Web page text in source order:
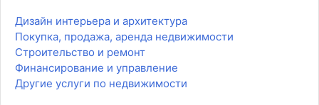
Дизайн интерьера и архитектура
Покупка, продажа, аренда недвижимости
Строительство и ремонт
Финансирование и управление
Другие услуги по недвижимости